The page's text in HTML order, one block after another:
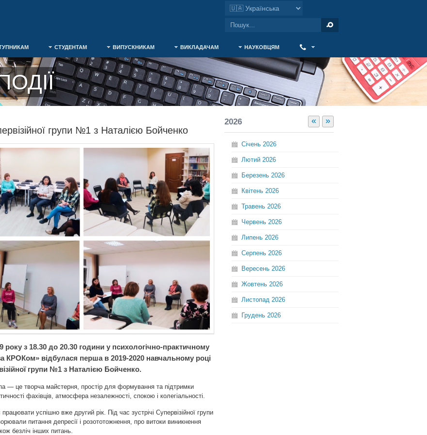
СТУДЕНТАМ ВИПУСКНИКАМ ВИКЛАДАЧАМ НАУКОВЦЯМ
групи №1 з Наталією Бойченко
року з 18.30 до 20.30 години у психологічно-практичному
КРОКом» відбулася перша в 2019-2020 навчальному році
групи №1 з Наталією Бойченко.
— це творча майстерня, простір для формування та підтримки
фахівців, атмосфера незалежності, спокою і колегіальності.
успішно вже другий рік. Під час зустрічі Супервізійної групи
питання депресії і розототожнення, про витоки виникнення
безліч інших питань.
« »
2026
Січень 2026
Лютий 2026
Березень 2026
Квітень 2026
Травень 2026
Червень 2026
Липень 2026
Серпень 2026
Вересень 2026
Жовтень 2026
Листопад 2026
Грудень 2026